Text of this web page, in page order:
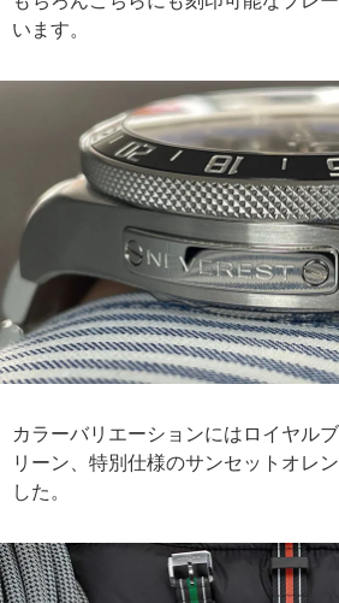
います。
カラーバリエーションにはロイヤル
リーン、特別仕様のサンセットオレ
した。